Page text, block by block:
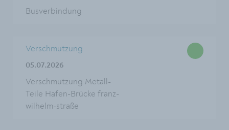
Busverbindung
Verschmutzung
05.07.2026
Verschmutzung Metall-
Teile Hafen-Brücke franz-
wilhelm-straße